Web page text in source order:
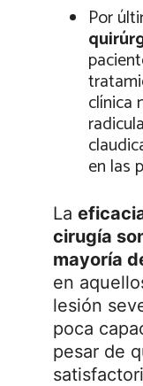
Por
clínica
en las
La
cirugía
mayoría
en
lesión
poca
pesar de